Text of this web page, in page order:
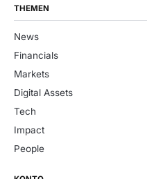
THEMEN
News
Financials
Markets
Digital Assets
Tech
Impact
People